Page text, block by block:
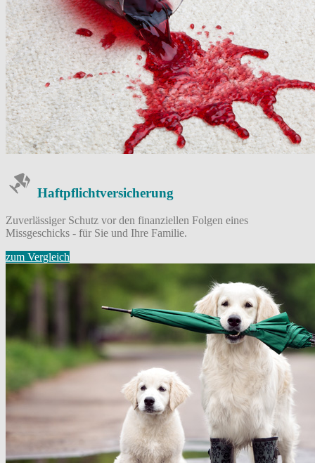
Haftpflicht­versicherung
Zuverlässiger Schutz vor den finanziellen Folgen eines
Missgeschicks - für Sie und Ihre Familie.
zum Vergleich